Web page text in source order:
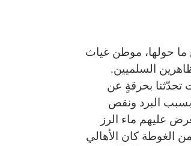
ما حولها، موطن غياث
السلميين.
تحدّثنا بحرقةٍ عن
بسبب البرد ونقص
عليهم ماء الرز
الغوطة كان الأهالي